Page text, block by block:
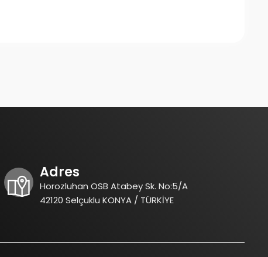
Adres
Horozluhan OSB Atabey Sk. No:5/A
42120 Selçuklu KONYA / TÜRKİYE